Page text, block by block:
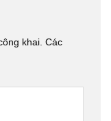
khai. Các